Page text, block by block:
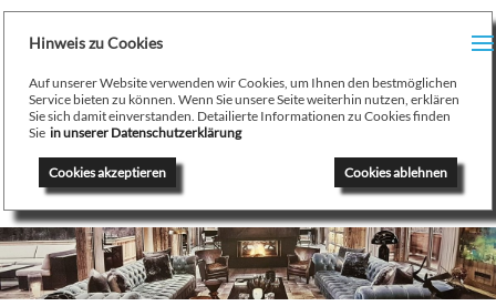
/
Hinweis zu Cookies
Auf unserer Website verwenden wir Cookies, um Ihnen den bestmöglichen
Service bieten zu können. Wenn Sie unsere Seite weiterhin nutzen, erklären
Sie sich damit einverstanden. Detailierte Informationen zu Cookies finden
Sie in unserer Datenschutzerklärung
Cookies ablehnen
Cookies akzeptieren
August Stamminger
Beratung - Planung - Ausführung - Wartung - Reparatur
Ofenbau Kaminbau Gaskamine Kachelofen Heizkamine